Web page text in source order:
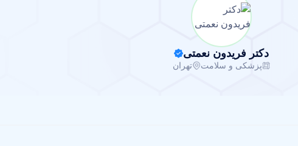
دکتر فریدون نعمتی
پزشکی و سلامت تهران